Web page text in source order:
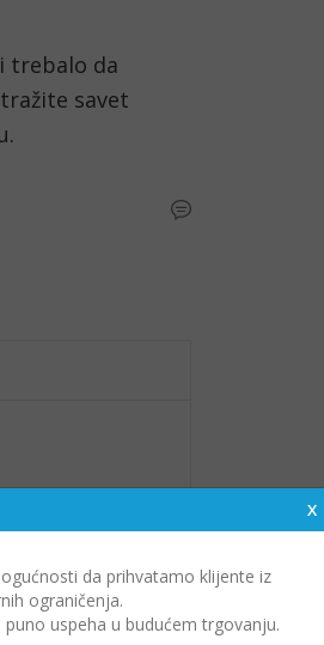
trebalo da
savet
da prihvatamo klijente iz
ograničenja.
uspeha u budućem trgovanju.